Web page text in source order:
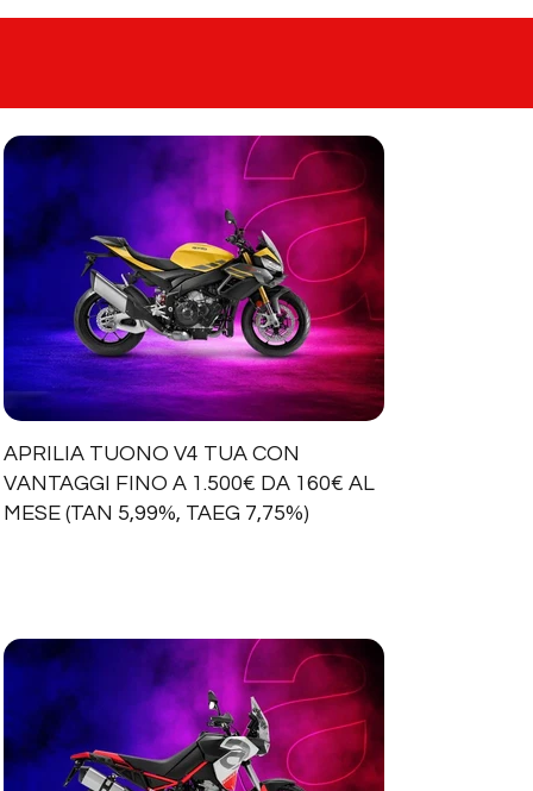
APRILIA TUONO V4 TUA CON
VANTAGGI FINO A 1.500€ DA 160€ AL
MESE (TAN 5,99%, TAEG 7,75%)